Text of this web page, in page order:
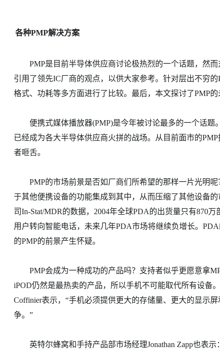
各种PMP解决方案
PMP是目前半导体供应商讨论极热烈的一个话题，然而
引用了领先IC厂商的观点，以供大家参考。针对层出不穷
格式、功耗等多方面进行了比较。最后，本文探讨了PMP
便携式媒体播放器(PMP)是今年被讨论最多的一个话题
已经成为各大半导体供应商火拼的战场。从目前面市的
者咂舌。
PMP的市场前景是否如厂商们所希望的那样一片光明呢
于其他便携设备的功能集成到其中，从而压缩了其他设备
司In-Stat/MDR的数据，2004年全球PDA的出货量只有870
用户转向智能电话，未来几年PDA市场将继续负增长。
的PMP的前景产生怀疑。
PMP会成为一种成功的产品吗？支持者似乎更愿意拿
iPOD仍然是最热卖的产品，所以手机不可能取代所有设备
Coffinier表示，“手机必须提供更大的存储量、更大的显示
争。”
英特尔蜂窝和手持产品部市场经理Jonathan Zapp也表示